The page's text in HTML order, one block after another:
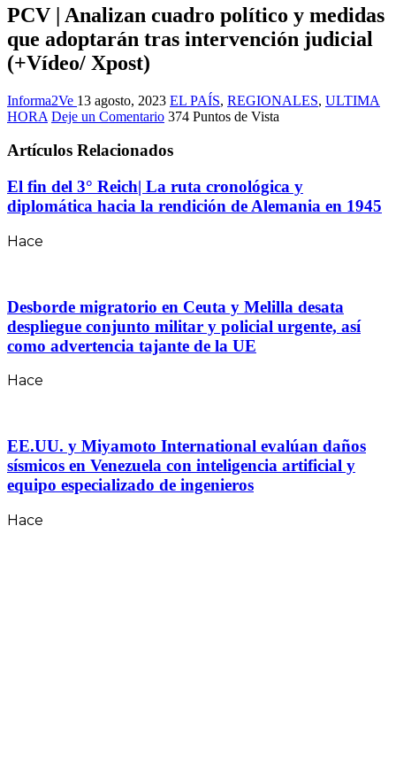
PCV | Analizan cuadro político y medidas
que adoptarán tras intervención judicial
(+Vídeo/ Xpost)
Informa2Ve 13 agosto, 2023 EL PAÍS, REGIONALES, ULTIMA
HORA Deje un Comentario 374 Puntos de Vista
Artículos Relacionados
El fin del 3° Reich| La ruta cronológica y
diplomática hacia la rendición de Alemania en 1945
Hace
Desborde migratorio en Ceuta y Melilla desata
despliegue conjunto militar y policial urgente, así
como advertencia tajante de la UE
Hace
EE.UU. y Miyamoto International evalúan daños
sísmicos en Venezuela con inteligencia artificial y
equipo especializado de ingenieros
Hace